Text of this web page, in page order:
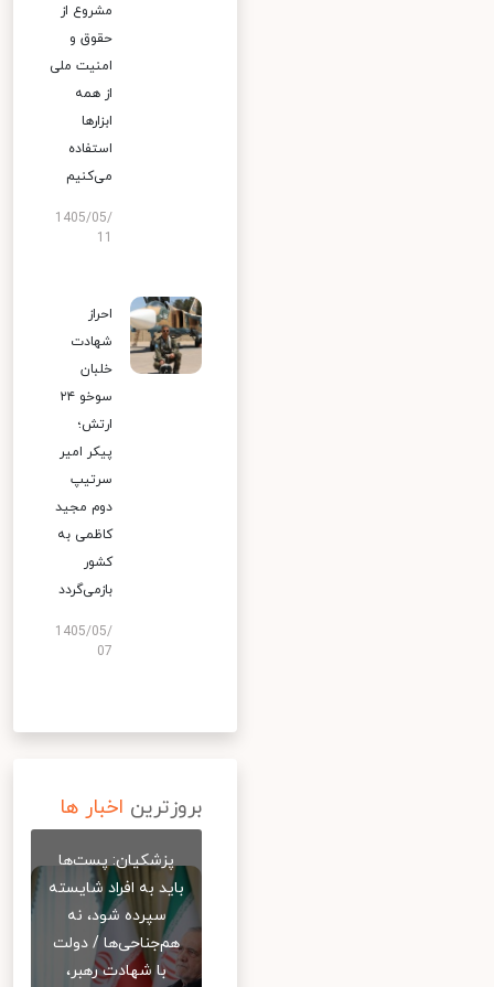
مشروع از
حقوق و
امنیت ملی
از همه
ابزارها
استفاده
می‌کنیم
1405/05/
احراز
شهادت
خلبان
سوخو ۲۴
ارتش؛
پیکر امیر
سرتیپ
دوم مجید
کاظمی به
کشور
بازمی‌گردد
1405/05/
07
بروزترین اخبار ها
پزشکیان: پست‌ها
باید به افراد شایسته
سپرده شود، نه
هم‌جناحی‌ها / دولت
با شهادت رهبر،